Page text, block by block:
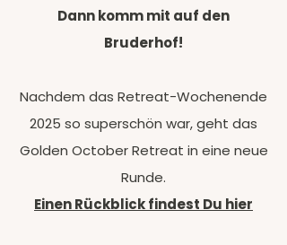
Dann komm mit auf den
Bruderhof!
Nachdem das Retreat-Wochenende
2025 so superschön war, geht das
Golden October Retreat in eine neue
Runde.
Einen Rückblick findest Du hier